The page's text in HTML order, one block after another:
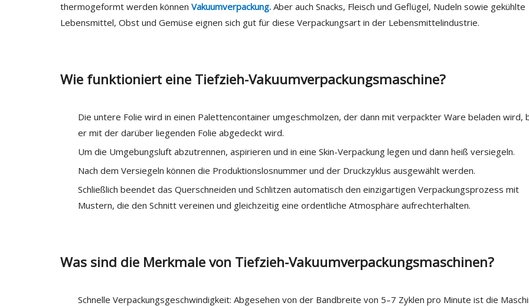
thermogeformt werden können Vakuumverpackung. Aber auch Snacks, Fleisch und Geflügel, Nudeln sowie gekühlte
Lebensmittel, Obst und Gemüse eignen sich gut für diese Verpackungsart in der Lebensmittelindustrie.
Wie funktioniert eine Tiefzieh-Vakuumverpackungsmaschine?
Die untere Folie wird in einen Palettencontainer umgeschmolzen, der dann mit verpackter Ware beladen wird,
er mit der darüber liegenden Folie abgedeckt wird.
Um die Umgebungsluft abzutrennen, aspirieren und in eine Skin-Verpackung legen und dann heiß versiegeln.
Nach dem Versiegeln können die Produktionslosnummer und der Druckzyklus ausgewählt werden.
Schließlich beendet das Querschneiden und Schlitzen automatisch den einzigartigen Verpackungsprozess mit
Mustern, die den Schnitt vereinen und gleichzeitig eine ordentliche Atmosphäre aufrechterhalten.
Was sind die Merkmale von Tiefzieh-Vakuumverpackungsmaschinen?
Schnelle Verpackungsgeschwindigkeit: Abgesehen von der Bandbreite von 5–7 Zyklen pro Minute ist die